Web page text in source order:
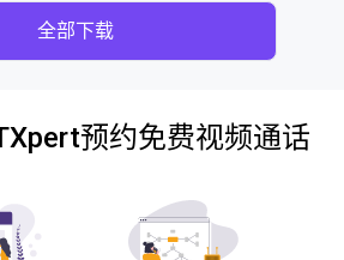
全部下载
预约免费视频通话